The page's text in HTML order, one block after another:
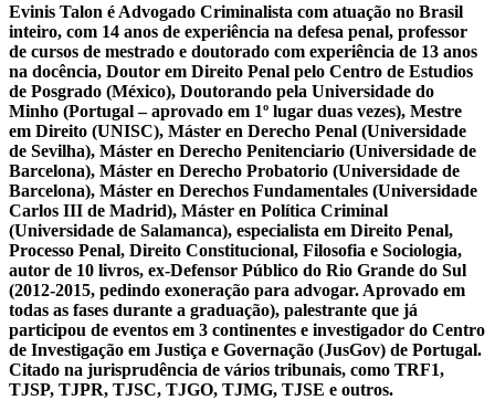
Evinis Talon é Advogado Criminalista com atuação no Brasil
inteiro, com 14 anos de experiência na defesa penal, professor
de cursos de mestrado e doutorado com experiência de 13 anos
na docência, Doutor em Direito Penal pelo Centro de Estudios
de Posgrado (México), Doutorando pela Universidade do
Minho (Portugal – aprovado em 1º lugar duas vezes), Mestre
em Direito (UNISC), Máster en Derecho Penal (Universidade
de Sevilha), Máster en Derecho Penitenciario (Universidade de
Barcelona), Máster en Derecho Probatorio (Universidade de
Barcelona), Máster en Derechos Fundamentales (Universidade
Carlos III de Madrid), Máster en Política Criminal
(Universidade de Salamanca), especialista em Direito Penal,
Processo Penal, Direito Constitucional, Filosofia e Sociologia,
autor de 10 livros, ex-Defensor Público do Rio Grande do Sul
(2012-2015, pedindo exoneração para advogar. Aprovado em
todas as fases durante a graduação), palestrante que já
participou de eventos em 3 continentes e investigador do Centro
de Investigação em Justiça e Governação (JusGov) de Portugal.
Citado na jurisprudência de vários tribunais, como TRF1,
TJSP, TJPR, TJSC, TJGO, TJMG, TJSE e outros.